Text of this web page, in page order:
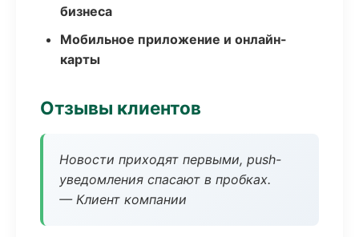
бизнеса
Мобильное приложение и онлайн-
карты
Отзывы клиентов
Новости приходят первыми, push-
уведомления спасают в пробках.
— Клиент компании